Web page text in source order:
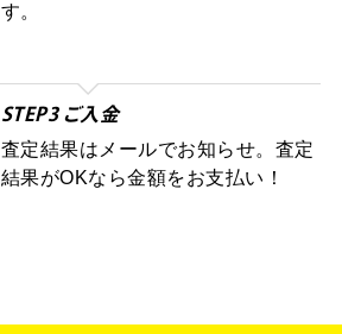
す。
STEP3 ご入金
査定結果はメールでお知らせ。査定
結果がOKなら金額をお支払い！